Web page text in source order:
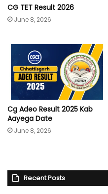
CG TET Result 2026
June 8, 2026
Cg Adeo Result 2025 Kab
Aayega Date
June 8, 2026
Recent Posts